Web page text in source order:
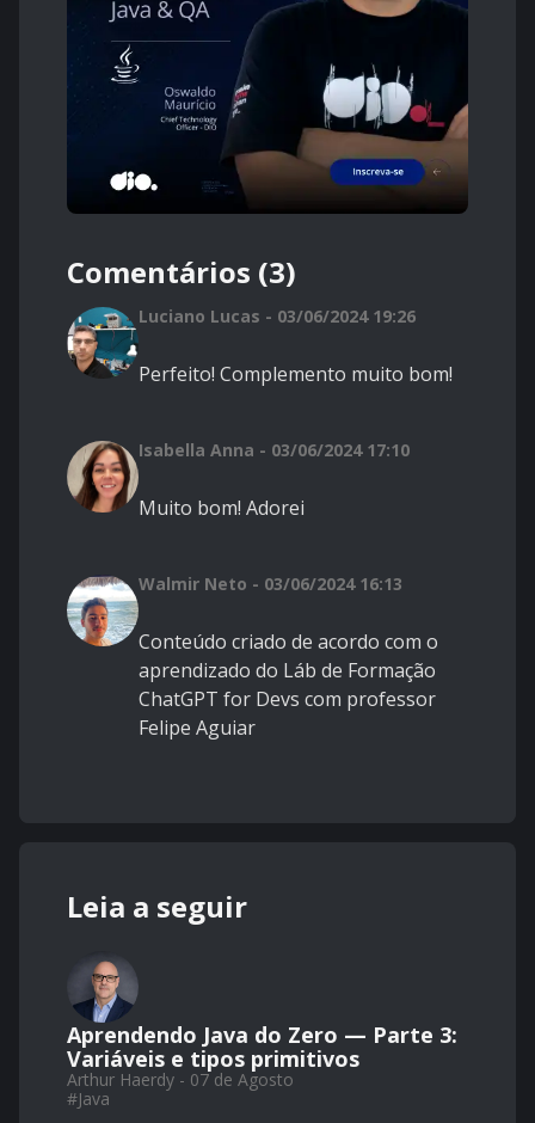
Comentários (3)
Luciano Lucas - 03/06/2024 19:26
Perfeito! Complemento muito bom!
Isabella Anna - 03/06/2024 17:10
Muito bom! Adorei
Walmir Neto - 03/06/2024 16:13
Conteúdo criado de acordo com o
aprendizado do Láb de Formação
ChatGPT for Devs com professor
Felipe Aguiar
Leia a seguir
Aprendendo Java do Zero — Parte 3:
Variáveis e tipos primitivos
Arthur Haerdy - 07 de Agosto
#Java